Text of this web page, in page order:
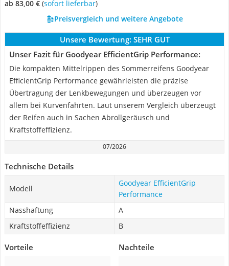
ab 83,00 € ( Sofort lieferbar)
Preisvergleich und weitere Angebote
Unsere Bewertung: SEHR GUT
Unser Fazit für Goodyear EfficientGrip Performance:
Die kompakten Mittelrippen des Sommerreifens Goodyear
EfficientGrip Performance gewährleisten die präzise
Übertragung der Lenkbewegungen und überzeugen vor
allem bei Kurvenfahrten. Laut unserem Vergleich überzeugt
der Reifen auch in Sachen Abrollgeräusch und
Kraftstoffeffizienz.
07/2026
Technische Details
Modell
Goodyear EfficientGrip
Performance
Nasshaftung
A
Kraftstoffeffizienz
B
Vorteile Nachteile